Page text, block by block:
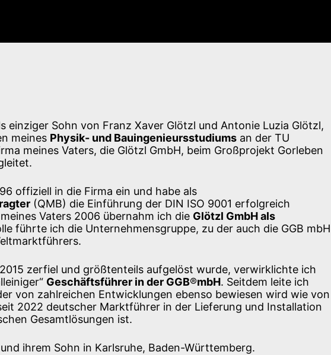
einziger Sohn von Franz Xaver Glötzl und Antonie Luzia Glötzl,
meines Physik- und Bauingenieursstudiums an der TU
meines Vaters, die Glötzl GmbH, beim Großprojekt Gorleben
offiziell in die Firma ein und habe als
(QMB) die Einführung der DIN ISO 9001 erfolgreich
Vaters 2006 übernahm ich die Glötzl GmbH als
führte ich die Unternehmensgruppe, zu der auch die GGB mbH
zerfiel und größtenteils aufgelöst wurde, verwirklichte ich
Geschäftsführer in der GGB®mbH. Seitdem leite ich
von zahlreichen Entwicklungen ebenso bewiesen wird wie von
2022 deutscher Marktführer in der Lieferung und Installation
Gesamtlösungen ist.
ihrem Sohn in Karlsruhe, Baden-Württemberg.